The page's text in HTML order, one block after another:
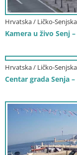
Hrvatska / Ličko-
Kamera u živo Senj
Hrvatska / Ličko-
Centar grada Senja